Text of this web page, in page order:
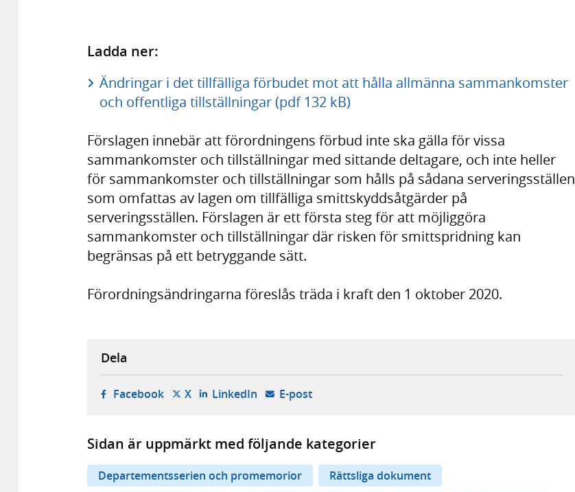
Ladda ner:
Ändringar i det tillfälliga förbudet mot att hålla allmänna sammankomster
och offentliga tillställningar (pdf 132 kB)
Förslagen innebär att förordningens förbud inte ska gälla för vissa
sammankomster och tillställningar med sittande deltagare, och inte heller
för sammankomster och tillställningar som hålls på sådana serveringsställen
som omfattas av lagen om tillfälliga smittskyddsåtgärder på
serveringsställen. Förslagen är ett första steg för att möjliggöra
sammankomster och tillställningar där risken för smittspridning kan
begränsas på ett betryggande sätt.
Förordningsändringarna föreslås träda i kraft den 1 oktober 2020.
Dela
Facebook- öppnas i ny flik, extern webbplats,
X- öppnas i ny flik, extern webbplats,
LinkedIn- öppnas i ny flik, extern webbplats,
E-post- öppnar din e-postklient,
Sidan är uppmärkt med följande kategorier
Departementsserien och promemorior
Rättsliga dokument